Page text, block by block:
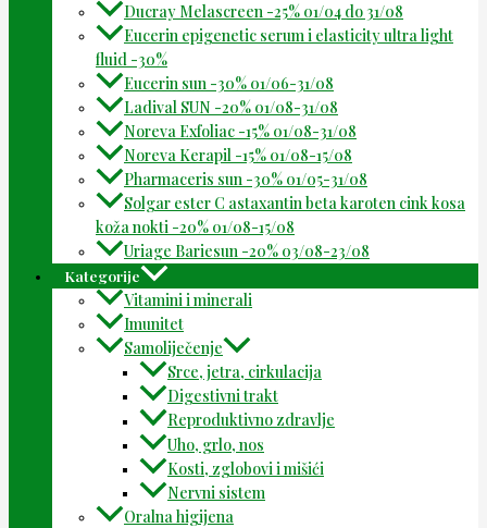
Ducray Melascreen -25% 01/04 do 31/08
Eucerin epigenetic serum i elasticity ultra light
fluid -30%
Eucerin sun -30% 01/06-31/08
Ladival SUN -20% 01/08-31/08
Noreva Exfoliac -15% 01/08-31/08
Noreva Kerapil -15% 01/08-15/08
Pharmaceris sun -30% 01/05-31/08
Solgar ester C astaxantin beta karoten cink kosa
koža nokti -20% 01/08-15/08
Uriage Bariesun -20% 03/08-23/08
Kategorije
Vitamini i minerali
Imunitet
Samoliječenje
Srce, jetra, cirkulacija
Digestivni trakt
Reproduktivno zdravlje
Uho, grlo, nos
Kosti, zglobovi i mišići
Nervni sistem
Oralna higijena